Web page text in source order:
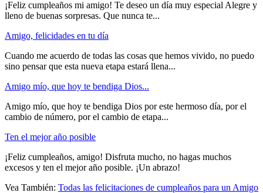
¡Feliz cumpleaños mi amigo! Te deseo un día muy especial Alegre y
lleno de buenas sorpresas. Que nunca te...
Amigo, felicidades en tu día
Cuando me acuerdo de todas las cosas que hemos vivido, no puedo
sino pensar que esta nueva etapa estará llena...
Amigo mío, que hoy te bendiga Dios...
Amigo mío, que hoy te bendiga Dios por este hermoso día, por el
cambio de número, por el cambio de etapa...
Ten el mejor año posible
¡Feliz cumpleaños, amigo! Disfruta mucho, no hagas muchos
excesos y ten el mejor año posible. ¡Un abrazo!
Vea También: Todas las felicitaciones de cumpleaños para un Amigo